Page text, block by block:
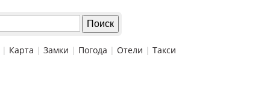
| Карта | Замки | Погода | Отели | Такси